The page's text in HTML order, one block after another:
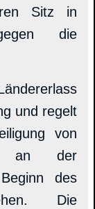
Sitz in
die
und regelt
von
an der
des
Die